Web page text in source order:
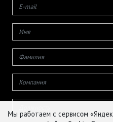
Мы работаем с сервисом